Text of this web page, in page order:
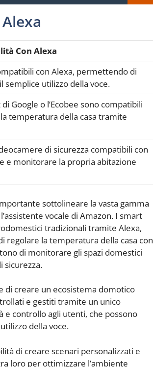
Con Alexa
con Alexa, permettendo di
utilizzo della voce.
Google o l’Ecobee sono compatibili
temperatura della casa tramite
di sicurezza compatibili con
e monitorare la propria abitazione
sottolineare la vasta gamma
vocale di Amazon. I smart
tradizionali tramite Alexa,
la temperatura della casa con
di monitorare gli spazi domestici
sicurezza.
di creare un ecosistema domotico
e gestiti tramite un unico
e controllo agli utenti, che possono
della voce.
di creare scenari personalizzati e
loro per ottimizzare l’ambiente